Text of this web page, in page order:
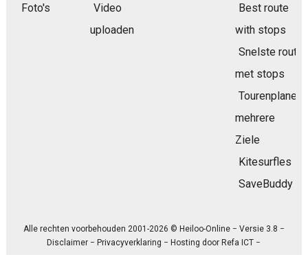
Foto's
Video
uploaden
Best route
with stops
Snelste route
met stops
Tourenplaner
mehrere
Ziele
Kitesurfles
SaveBuddy
Alle rechten voorbehouden 2001-2026 © Heiloo-Online − Versie 3.8 −
Disclaimer −Privacyverklaring − Hosting doorRefa ICT −